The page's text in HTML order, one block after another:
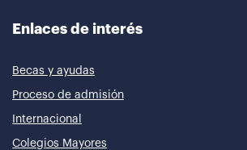
Enlaces de interés
Becas y ayudas
Proceso de admisión
Internacional
Colegios Mayores